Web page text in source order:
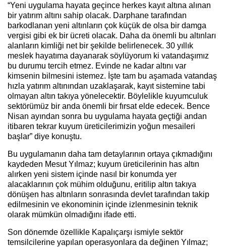
“Yeni uygulama hayata geçince herkes kayıt altına alınan
bir yatırım altını sahip olacak. Darphane tarafından
barkodlanan yeni altınların çok küçük de olsa bir damga
vergisi gibi ek bir ücreti olacak. Daha da önemli bu altınları
alanların kimliği net bir şekilde belirlenecek. 30 yıllık
meslek hayatıma dayanarak söylüyorum ki vatandaşımız
bu durumu tercih etmez. Evinde ne kadar altını var
kimsenin bilmesini istemez. İşte tam bu aşamada vatandaş
hızla yatırım altınından uzaklaşarak, kayıt sistemine tabi
olmayan altın takıya yönelecektir. Böylelikle kuyumculuk
sektörümüz bir anda önemli bir fırsat elde edecek. Bence
Nisan ayından sonra bu uygulama hayata geçtiği andan
itibaren tekrar kuyum üreticilerimizin yoğun mesaileri
başlar” diye konuştu.
Bu uygulamanın daha tam detaylarının ortaya çıkmadığını
kaydeden Mesut Yılmaz; kuyum üreticilerinin has altın
alırken yeni sistem içinde nasıl bir konumda yer
alacaklarının çok mühim olduğunu, eritilip altın takıya
dönüşen has altınların sonrasında devlet tarafından takip
edilmesinin ve ekonominin içinde izlenmesinin teknik
olarak mümkün olmadığını ifade etti.
Son dönemde özellikle Kapalıçarşı ismiyle sektör
temsilcilerine yapılan operasyonlara da değinen Yılmaz;